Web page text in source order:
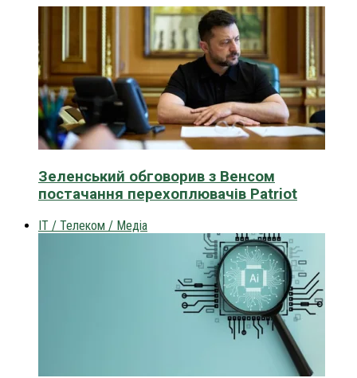
Зеленський обговорив з Венсом
постачання перехоплювачів Patriot
IT / Телеком / Медіа